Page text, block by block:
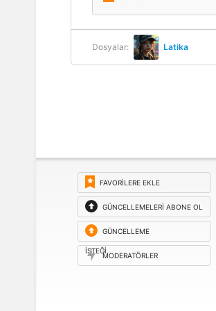
Dosyalar: Latika
FAVORILERE EKLE
GÜNCELLEMELERI ABONE OL
GÜNCELLEME
ISTEĞI
MODERATÖRLER